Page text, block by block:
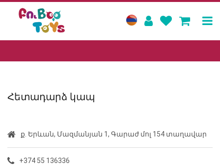
Հետադարձ կապ
ք. Երևան, Մազմանյան 1, Գարաժ մոլ 154 տաղավար
+374 55 136336